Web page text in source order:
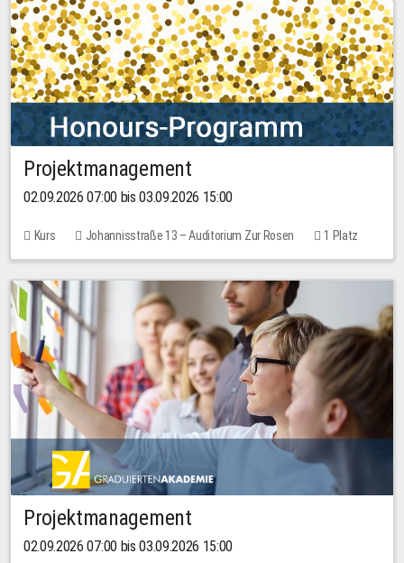
Projektmanagement
02.09.2026 07:00 bis 03.09.2026 15:00
Kurs Johannisstraße 13 – Auditorium Zur Rosen 1 Platz
Projektmanagement
02.09.2026 07:00 bis 03.09.2026 15:00